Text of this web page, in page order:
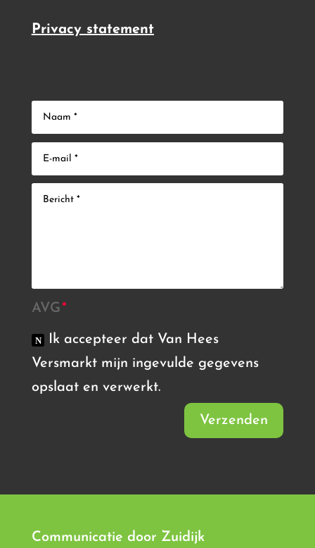
Privacy statement
AVG
Ik accepteer dat Van Hees
Versmarkt mijn ingevulde gegevens
opslaat en verwerkt.
Verzenden
Communicatie door Zuidijk